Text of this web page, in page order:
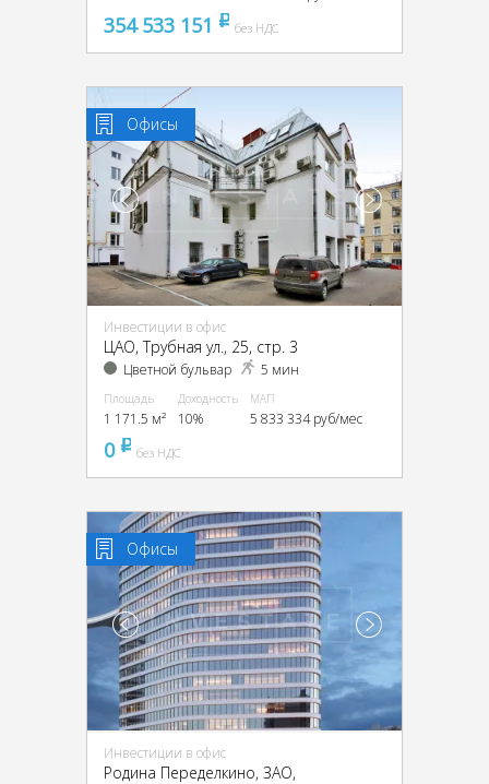
354 533 151 pуббез НДС
Офисы
Инвестиции в офис
ЦАО, Трубная ул., 25, стр. 3
Цветной бульвар 5 мин
Площадь
1 171.5 м²
Доходность
10%
МАП
5 833 334 руб/мес
0 pуббез НДС
Офисы
Инвестиции в офис
Родина Переделкино, ЗАО,